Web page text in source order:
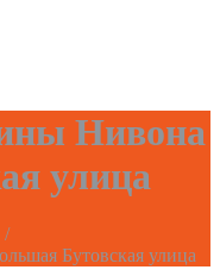
Нивона
улица
/
Бутовская улица